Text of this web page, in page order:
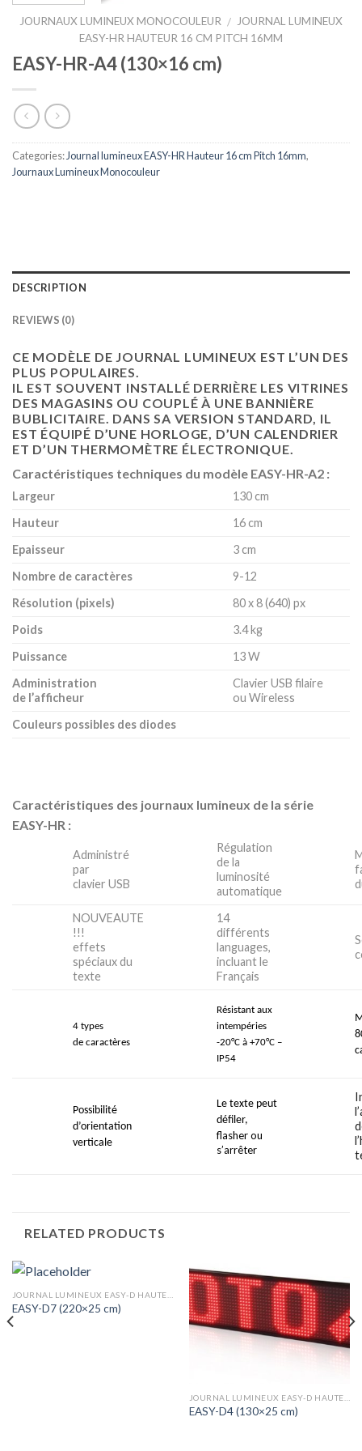
JOURNAUX LUMINEUX MONOCOULEUR /
JOURNAL LUMINEUX
EASY-HR HAUTEUR 16 CM PITCH 16MM
EASY-HR-A4 (130×16 cm)
Categories: Journal lumineux EASY-HR Hauteur 16 cm Pitch 16mm,
Journaux Lumineux Monocouleur
DESCRIPTION
REVIEWS (0)
CE MODÈLE DE JOURNAL LUMINEUX EST L’UN DES
PLUS POPULAIRES.
IL EST SOUVENT INSTALLÉ DERRIÈRE LES VITRINES
DES MAGASINS OU COUPLÉ À UNE BANNIÈRE
BUBLICITAIRE. DANS SA VERSION STANDARD, IL
EST ÉQUIPÉ D’UNE HORLOGE, D’UN CALENDRIER
ET D’UN THERMOMÈTRE ÉLECTRONIQUE.
Caractéristiques techniques du modèle EASY-HR-A2 :
Largeur
130 cm
Hauteur
16 cm
Epaisseur
3 cm
Nombre de caractères
9-12
Résolution (pixels)
80 x 8 (640) px
Poids
3.4 kg
Puissance
13 W
Administration
de l’afficheur
Clavier USB filaire
ou Wireless
Couleurs possibles des diodes
Caractéristiques des journaux lumineux de la série
EASY-HR :
Administré
par
clavier USB
Régulation
de la
luminosité
automatique
NOUVEAUTE
!!!
effets
spéciaux du
texte
14
différents
languages,
incluant le
Français
4 types
decaractères
Résistant aux
intempéries
-20°C à +70°C –
IP54
Possibilité
d’orientation
verticale
Le texte peut
défiler,
flasher ou
s’arrêter
RELATED PRODUCTS
EASY-D7 (220×25 cm)
EASY-D4 (130×25 cm)